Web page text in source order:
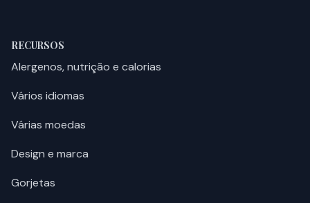
RECURSOS
Alergenos, nutrição e calorias
Vários idiomas
Várias moedas
Design e marca
Gorjetas